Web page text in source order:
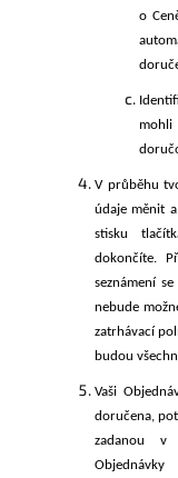
o
V průběhu
údaje měnit
stisku
dokončíte.
seznámení
nebude
zatrhávací
budou
Vaši
doručena,
zadanou v